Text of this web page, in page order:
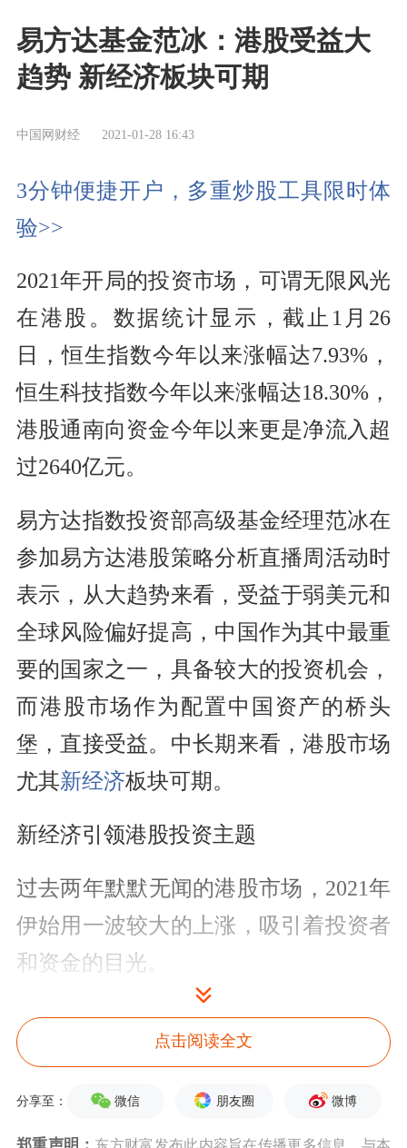
易方达基金范冰：港股受益大
趋势 新经济板块可期
中国网财经 2021-01-28 16:43
3分钟便捷开户，多重炒股工具限时体
验>>
2021年开局的投资市场，可谓无限风光
在港股。数据统计显示，截止1月26
日，恒生指数今年以来涨幅达7.93%，
恒生科技指数今年以来涨幅达18.30%，
港股通南向资金今年以来更是净流入超
过2640亿元。
易方达指数投资部高级基金经理范冰在
参加易方达港股策略分析直播周活动时
表示，从大趋势来看，受益于弱美元和
全球风险偏好提高，中国作为其中最重
要的国家之一，具备较大的投资机会，
而港股市场作为配置中国资产的桥头
堡，直接受益。中长期来看，港股市场
尤其新经济板块可期。
新经济引领港股投资主题
过去两年默默无闻的港股市场，2021年
伊始用一波较大的上涨，吸引着投资者
和资金的目光。
对此，范冰解释，投资必须注重资金
面、基本面、政策面和流动性。当前，
全球范围流动性宽松，需要寻找优异的
点击阅读全文
分享至： 微信 朋友圈 微博
东方财富发布此内容旨在传播更多信息，与本